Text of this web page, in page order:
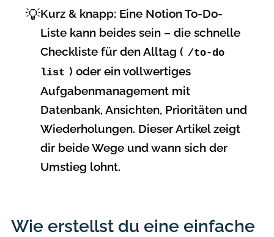
💡Kurz & knapp: Eine Notion To-Do-
Listekann beides sein – die schnelle
Checkliste für den Alltag ( /to-do
list ) oder ein vollwertiges
Aufgabenmanagement mit
Datenbank, Ansichten, Prioritäten und
Wiederholungen. Dieser Artikel zeigt
dir beide Wege und wann sich der
Umstieg lohnt.
Wie erstellst du eine einfache